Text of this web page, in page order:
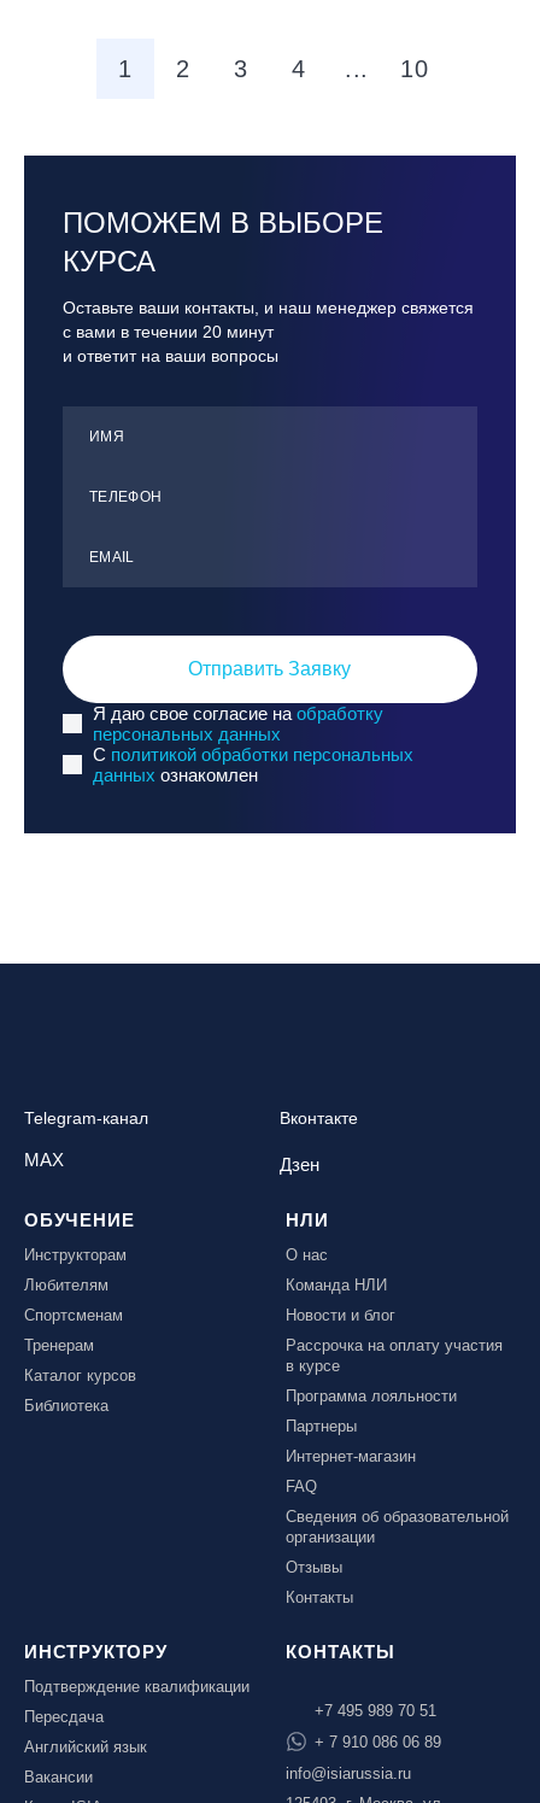
1 2 3 4 ... 10
ПОМОЖЕМ В ВЫБОРЕ
КУРСА
Оставьте ваши контакты, и наш менеджер свяжется
с вами в течении 20 минут
и ответит на ваши вопросы
ИМЯ
ТЕЛЕФОН
ЕMАIL
Отправить Заявку
Я даю свое согласие на обработку
персональных данных
C политикой обработки персональных
данных ознакомлен
Telegram-канал Вконтакте
MAX Дзен
ОБУЧЕНИЕ
Инструкторам
Любителям
Спортсменам
Тренерам
Каталог курсов
Библиотека
НЛИ
О нас
Команда НЛИ
Новости и блог
Рассрочка на оплату участия
в курсе
Программа лояльности
Партнеры
Интернет-магазин
FAQ
Сведения об образовательной
организации
Отзывы
Контакты
ИНСТРУКТОРУ
Подтверждение квалификации
Пересдача
Английский язык
Вакансии
КОНТАКТЫ
+7 495 989 70 51
+ 7 910 086 06 89
info@isiarussia.ru